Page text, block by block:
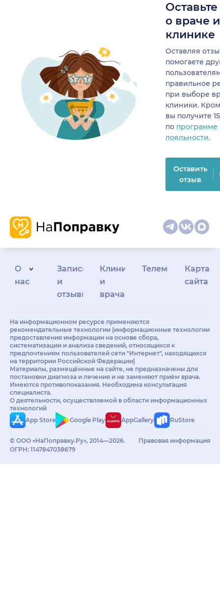
о враче
клинике
Оставляя
помогаете
правильное
при выборе
клиники.
вы получите
по программе
лояльности.
Оставить
отзыв
О
нас
Запись
и
отзывы
Клиникам
и
врачам
Телемедицина
Карта
сайта
На информационном ресурсе применяются
рекомендательные технологии (информационные технологии
предоставления информации на основе сбора,
систематизации и анализа сведений, относящихся к
предпочтениям пользователей сети "Интернет", находящихся
на территории Российской Федерации)
Материалы, размещённые на сайте, не предназначены для
постановки диагноза и лечения и не заменяют приём врача.
Имеются противопоказания. Необходима консультация
специалиста.
О деятельности, осуществляемой в области информационных
технологий
App Store
Google Play AppGallery RuStore
© ООО «НаПоправку.Ру», 2014—2026.
ОГРН: 1147847038679
Правовая информация